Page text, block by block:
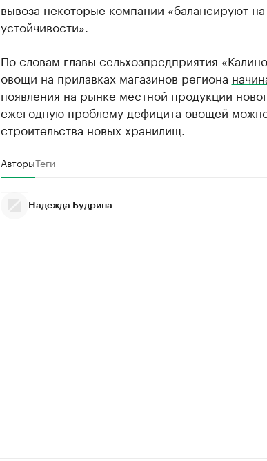
вывоза некоторые компании «балансируют
устойчивости».
По словам главы сельхозпредприятия
овощи на прилавках магазинов региона
появления на рынке местной продукции
ежегодную проблему дефицита овощей
строительства новых хранилищ.
АвторыТеги
Надежда Будрина